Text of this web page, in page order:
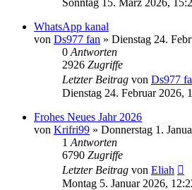
WhatsApp kanal
von Ds977 fan » Dienstag 24.
0 Antworten
2926 Zugriffe
Letzter Beitrag von Ds977
Dienstag 24. Februar 2026,
Frohes Neues Jahr 2026
von Krifri99 » Donnerstag 1.
1 Antworten
6790 Zugriffe
Letzter Beitrag von Eliah
Montag 5. Januar 2026,